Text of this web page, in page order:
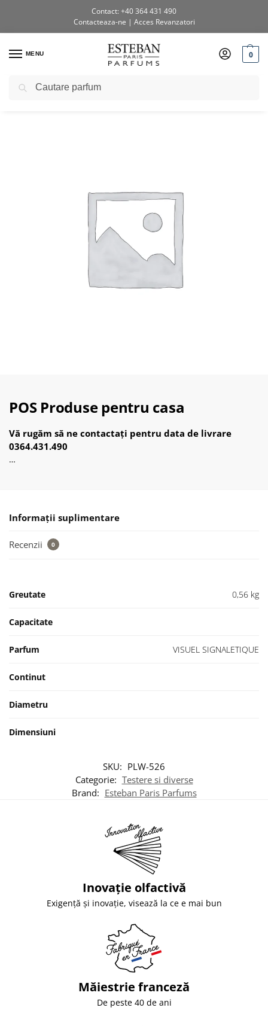
Contact: +40 364 431 490
Contacteaza-ne | Acces Revanzatori
MENU 0
Prima pagină / Shop / Testere si diverse
POS Produse pentru casa
Vă rugăm să ne contactați pentru data de livrare
0364.431.490
…
Informații suplimentare
Recenzii 0
Greutate 0,56 kg
Capacitate
Parfum VISUEL SIGNALETIQUE
Continut
Diametru
Dimensiuni
SKU: PLW-526
Categorie: Testere si diverse
Brand: Esteban Paris Parfums
Inovație olfactivă
Exigență și inovație, visează la ce e mai bun
Măiestrie franceză
De peste 40 de ani